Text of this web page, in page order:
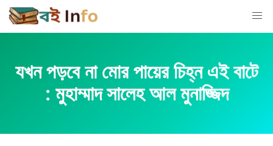
Skip
to
content
যখন পড়বে না মোর পায়ের চিহ্ন এই বাটে
: মুহাম্মাদ সালেহ আল মুনাজ্জিদ